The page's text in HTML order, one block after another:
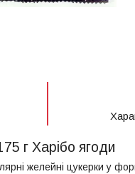
г Харібо ягоди
желейні цукерки у